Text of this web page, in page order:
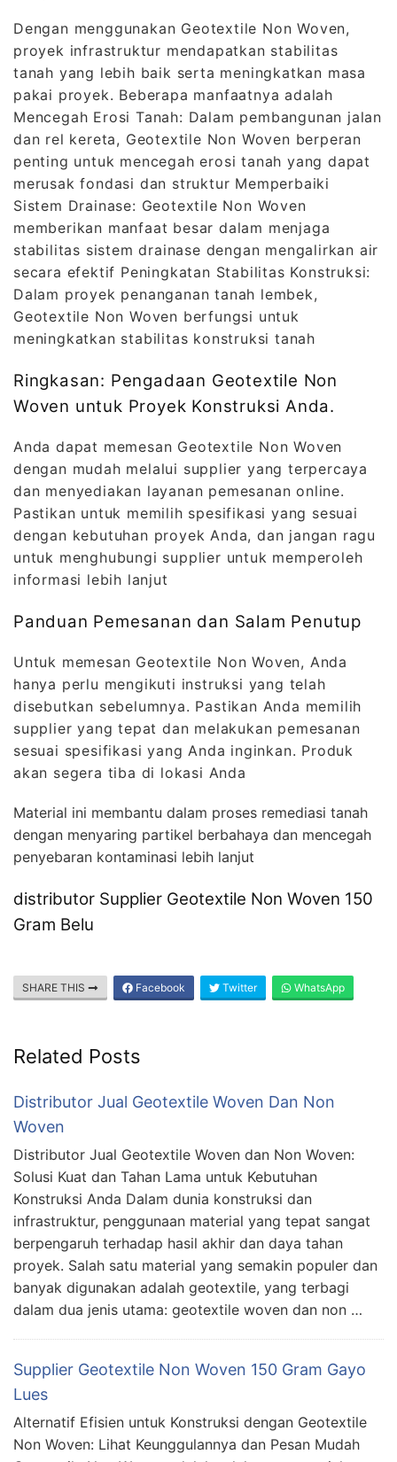
Dengan menggunakan Geotextile Non Woven,
proyek infrastruktur mendapatkan stabilitas
tanah yang lebih baik serta meningkatkan masa
pakai proyek. Beberapa manfaatnya adalah
Mencegah Erosi Tanah: Dalam pembangunan jalan
dan rel kereta, Geotextile Non Woven berperan
penting untuk mencegah erosi tanah yang dapat
merusak fondasi dan struktur Memperbaiki
Sistem Drainase: Geotextile Non Woven
memberikan manfaat besar dalam menjaga
stabilitas sistem drainase dengan mengalirkan air
secara efektif Peningkatan Stabilitas Konstruksi:
Dalam proyek penanganan tanah lembek,
Geotextile Non Woven berfungsi untuk
meningkatkan stabilitas konstruksi tanah
Ringkasan: Pengadaan Geotextile Non
Woven untuk Proyek Konstruksi Anda.
Anda dapat memesan Geotextile Non Woven
dengan mudah melalui supplier yang terpercaya
dan menyediakan layanan pemesanan online.
Pastikan untuk memilih spesifikasi yang sesuai
dengan kebutuhan proyek Anda, dan jangan ragu
untuk menghubungi supplier untuk memperoleh
informasi lebih lanjut
Panduan Pemesanan dan Salam Penutup
Untuk memesan Geotextile Non Woven, Anda
hanya perlu mengikuti instruksi yang telah
disebutkan sebelumnya. Pastikan Anda memilih
supplier yang tepat dan melakukan pemesanan
sesuai spesifikasi yang Anda inginkan. Produk
akan segera tiba di lokasi Anda
Material ini membantu dalam proses remediasi tanah
dengan menyaring partikel berbahaya dan mencegah
penyebaran kontaminasi lebih lanjut
distributor Supplier Geotextile Non Woven 150
Gram Belu
SHARE THIS Facebook Twitter WhatsApp
Related Posts
Distributor Jual Geotextile Woven Dan Non
Woven
Distributor Jual Geotextile Woven dan Non Woven:
Solusi Kuat dan Tahan Lama untuk Kebutuhan
Konstruksi Anda Dalam dunia konstruksi dan
infrastruktur, penggunaan material yang tepat sangat
berpengaruh terhadap hasil akhir dan daya tahan
proyek. Salah satu material yang semakin populer dan
banyak digunakan adalah geotextile, yang terbagi
dalam dua jenis utama: geotextile woven dan non …
Supplier Geotextile Non Woven 150 Gram Gayo
Lues
Alternatif Efisien untuk Konstruksi dengan Geotextile
Non Woven: Lihat Keunggulannya dan Pesan Mudah